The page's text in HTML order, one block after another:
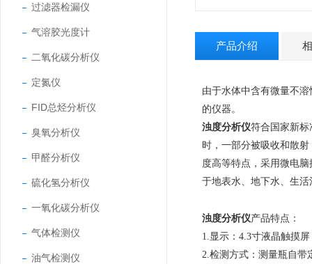
过滤器检漏仪
气溶胶光度计
二氧化碳分析仪
定氮仪
FID总烃分析仪
臭氧分析仪
甲醛分析仪
硫化氢分析仪
一氧化碳分析仪
气体检测仪
油气检测仪
产品介绍
由于水体中含有微量不
的仪器。
浊度分析仪符合 国家新标
时，一部分被吸收和散
度高等特点，采用微电
于地表水、地下水、生
浊度分析仪产品特点：
1.显示：4.3寸液晶触摸
2.检测方式：测量瓶自带